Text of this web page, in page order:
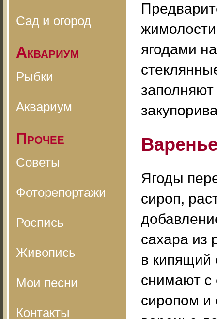
Сад и огород
Аквариум
Рыбки
Аквариум
Прочее
Советы
Фоторепортажи
Роспись
Живопись
Мои песни
Контакты
ягодами
Ягоды
сироп,
сахара из
в кипящий
снимают с
сиропом и